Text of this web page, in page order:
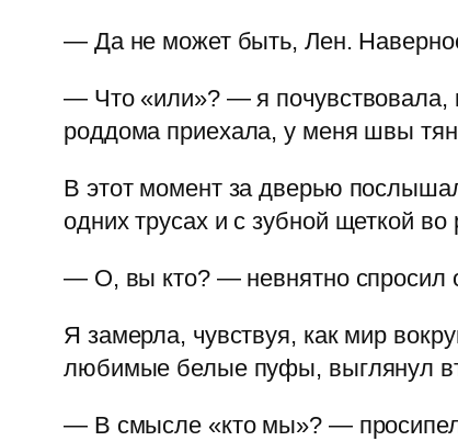
— Да не может быть, Лен.
— Что «или»? — я почувствовала,
роддома приехала, у меня швы
В этот момент за дверью
одних трусах и с зубной щеткой во
— О, вы кто? — невнятно спросил
Я замерла, чувствуя, как мир
любимые белые пуфы, выглянул
— В смысле «кто мы»? —